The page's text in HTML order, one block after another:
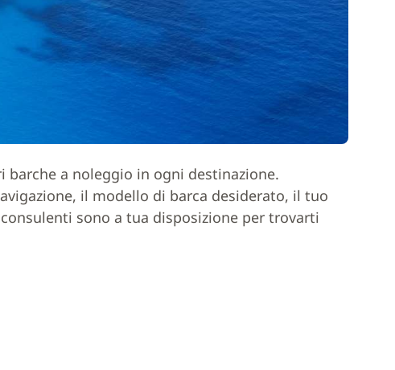
a noleggio in ogni destinazione.
il modello di barca desiderato, il tuo
sono a tua disposizione per trovarti